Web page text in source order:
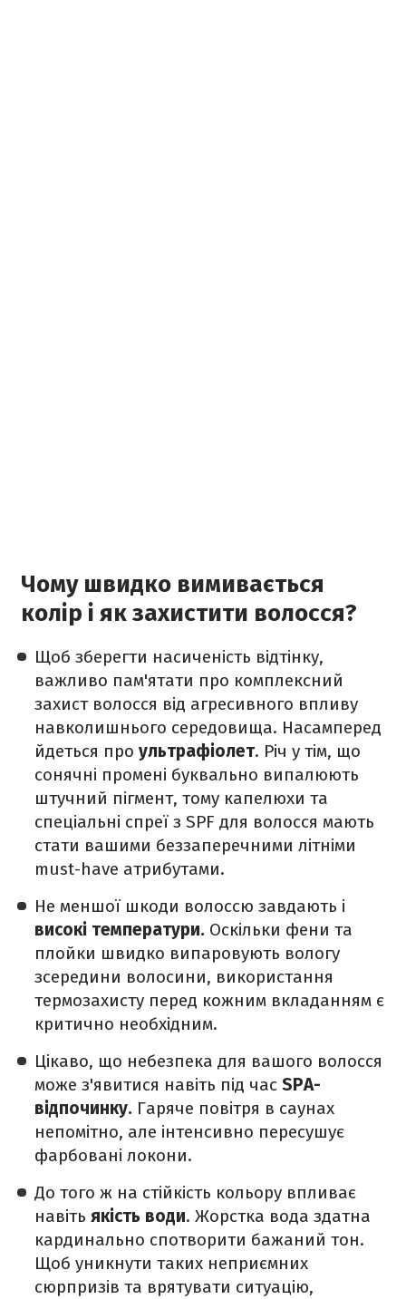
Чому швидко вимивається
колір і як захистити волосся?
Щоб зберегти насиченість відтінку,
важливо пам'ятати про комплексний
захист волосся від агресивного впливу
навколишнього середовища. Насамперед
йдеться про ультрафіолет. Річ у тім, що
сонячні промені буквально випалюють
штучний пігмент, тому капелюхи та
спеціальні спреї з SPF для волосся мають
стати вашими беззаперечними літніми
must-have атрибутами.
Не меншої шкоди волоссю завдають і
високі температури. Оскільки фени та
плойки швидко випаровують вологу
зсередини волосини, використання
термозахисту перед кожним вкладанням є
критично необхідним.
Цікаво, що небезпека для вашого волосся
може з'явитися навіть під час SPA-
відпочинку. Гаряче повітря в саунах
непомітно, але інтенсивно пересушує
фарбовані локони.
До того ж на стійкість кольору впливає
навіть якість води. Жорстка вода здатна
кардинально спотворити бажаний тон.
Щоб уникнути таких неприємних
сюрпризів та врятувати ситуацію,